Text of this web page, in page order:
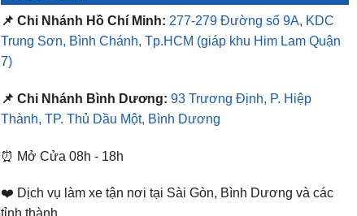
📌 Chi Nhánh Hồ Chí Minh: 277-279 Đường số 9A, KDC
Trung Sơn, Bình Chánh, Tp.HCM (giáp khu Him Lam Quận
7)
📌 Chi Nhánh Bình Dương: 93 Trương Định, P. Hiệp
Thành, TP. Thủ Dầu Một, Bình Dương
⏰ Mở Cửa 08h - 18h
❤️ Dịch vụ làm xe tận nơi tại Sài Gòn, Bình Dương và các